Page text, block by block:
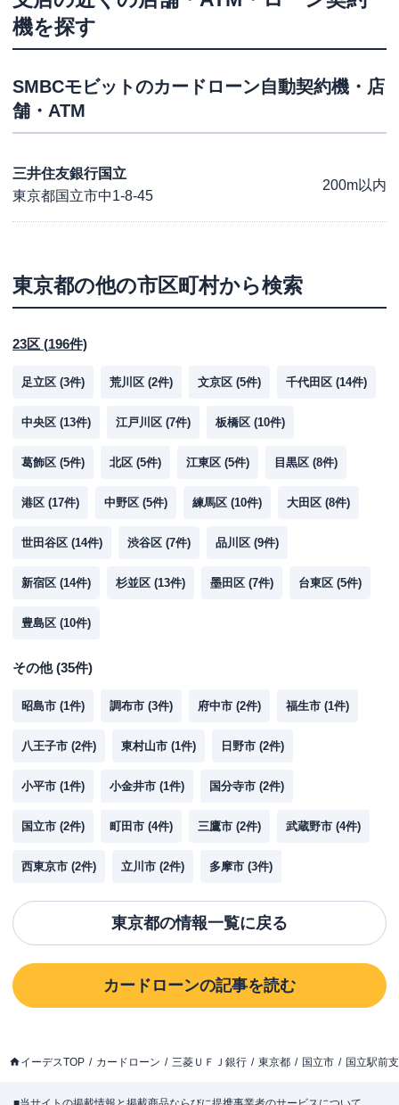
機を探す
SMBCモビットのカードローン自動契約機・店
舗・ATM
三井住友銀行国立
東京都国立市中1-8-45
200m以内
東京都の他の市区町村から検索
23区 (196件)
足立区 (3件) 荒川区 (2件) 文京区 (5件) 千代田区 (14件)
中央区 (13件) 江戸川区 (7件) 板橋区 (10件)
葛飾区 (5件) 北区 (5件) 江東区 (5件) 目黒区 (8件)
港区 (17件) 中野区 (5件) 練馬区 (10件) 大田区 (8件)
世田谷区 (14件) 渋谷区 (7件) 品川区 (9件)
新宿区 (14件) 杉並区 (13件) 墨田区 (7件) 台東区 (5件)
豊島区 (10件)
その他(35件)
昭島市 (1件) 調布市 (3件) 府中市 (2件) 福生市 (1件)
八王子市 (2件) 東村山市 (1件) 日野市 (2件)
小平市 (1件) 小金井市 (1件) 国分寺市 (2件)
国立市 (2件) 町田市 (4件) 三鷹市 (2件) 武蔵野市 (4件)
西東京市 (2件) 立川市 (2件) 多摩市 (3件)
東京都の情報一覧に戻る
カードローンの記事を読む
イーデスTOP カードローン 三菱ＵＦＪ銀行 東京都 国立市 国立駅前